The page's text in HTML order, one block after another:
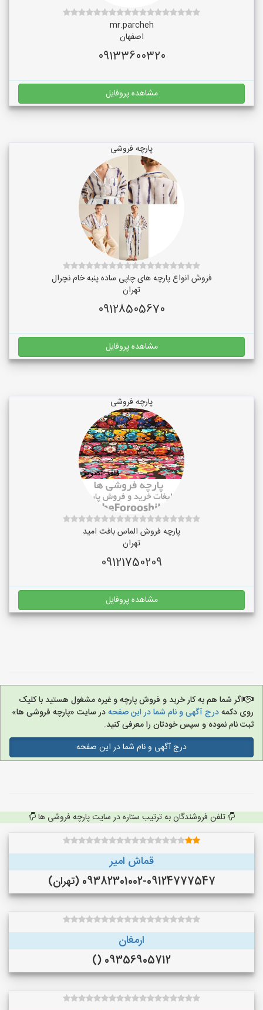
mr.parcheh
اصفهان
09133600320
مشاهده پروفایل
پارچه فروشی
فروش انواع پارچه های چاپی ساده پنبه خام نچرال
تهران
09128505670
مشاهده پروفایل
پارچه فروشی
پارچه فروش الماس بافت امید
تهران
09121750209
مشاهده پروفایل
اگر شما هم به کار خرید و فروش پارچه و غیره مشغول هستید با کلیک
روی دکمهدرج آگهی و نام شما در این صفحهدر سایت «پارچه فروشی ها»
ثبت نام نموده و سپس خودتان را معرفی کنید.
درج آگهی و نام شما در این صفحه
تلفن فروشندگان به ترتیب ستاره در سایت پارچه فروشی ها
قماش امیر
09382301002-09124777547 (تهران)
ارمغان
09356905712 ()